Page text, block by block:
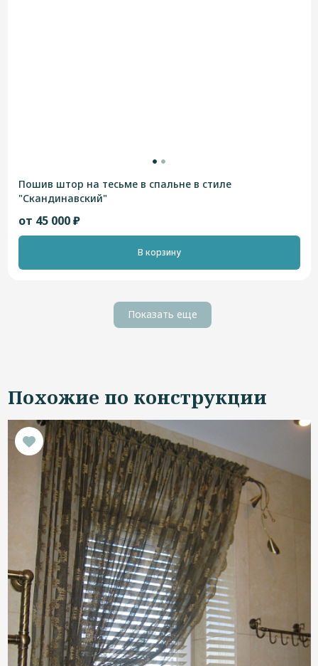
Пошив штор на тесьме в спальне в стиле
"Скандинавский"
от 45 000 ₽
В корзину
Показать еще
Похожие по конструкции